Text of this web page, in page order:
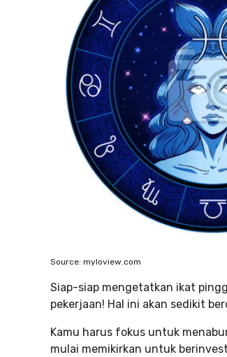
Source: myloview.com
Siap-siap mengetatkan ikat
pekerjaan! Hal ini akan sedikit
Kamu harus fokus untuk
mulai memikirkan untuk